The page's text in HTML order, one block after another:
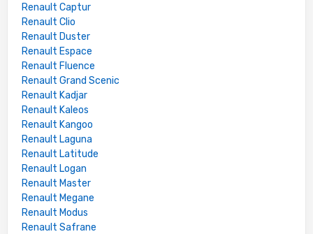
Renault Captur
Renault Clio
Renault Duster
Renault Espace
Renault Fluence
Renault Grand Scenic
Renault Kadjar
Renault Kaleos
Renault Kangoo
Renault Laguna
Renault Latitude
Renault Logan
Renault Master
Renault Megane
Renault Modus
Renault Safrane